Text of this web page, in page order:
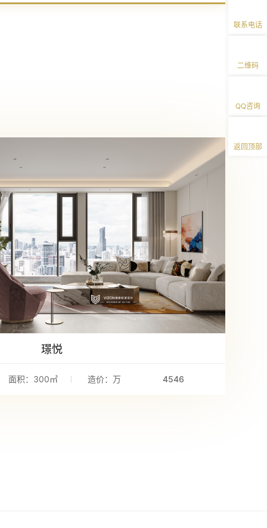
璟悦
面积：300㎡ 造价：万 4546
联系电话
二维码
QQ咨询
返回顶部